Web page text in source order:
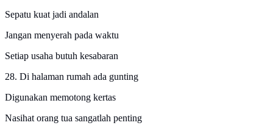
Sepatu kuat jadi andalan
Jangan menyerah pada waktu
Setiap usaha butuh kesabaran
28. Di halaman rumah ada gunting
Digunakan memotong kertas
Nasihat orang tua sangatlah penting